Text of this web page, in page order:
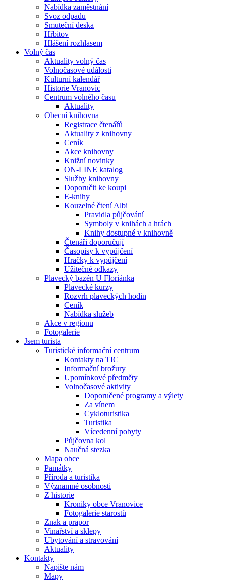
Nabídka zaměstnání
Svoz odpadu
Smuteční deska
Hřbitov
Hlášení rozhlasem
Volný čas
Aktuality volný čas
Volnočasové události
Kulturní kalendář
Historie Vranovic
Centrum volného času
Aktuality
Obecní knihovna
Registrace čtenářů
Aktuality z knihovny
Ceník
Akce knihovny
Knižní novinky
ON-LINE katalog
Služby knihovny
Doporučit ke koupi
E-knihy
Kouzelné čtení Albi
Pravidla půjčování
Symboly v knihách a hrách
Knihy dostupné v knihovně
Čtenáři doporučují
Časopisy k vypůjčení
Hračky k vypůjčení
Užitečné odkazy
Plavecký bazén U Floriánka
Plavecké kurzy
Rozvrh plaveckých hodin
Ceník
Nabídka služeb
Akce v regionu
Fotogalerie
Jsem turista
Turistické informační centrum
Kontakty na TIC
Informační brožury
Upomínkové předměty
Volnočasové aktivity
Doporučené programy a výlety
Za vínem
Cykloturistika
Turistika
Vícedenní pobyty
Půjčovna kol
Naučná stezka
Mapa obce
Památky
Příroda a turistika
Významné osobnosti
Z historie
Kroniky obce Vranovice
Fotogalerie starostů
Znak a prapor
Vinařství a sklepy
Ubytování a stravování
Aktuality
Kontakty
Napište nám
Mapy